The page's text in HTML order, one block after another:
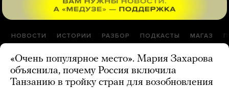
НОВОСТИ ИСТОРИИ РАЗБОР ПОДКАСТЫ МАГАЗ
«Очень популярное место». Мария Захарова
объяснила, почему Россия включила
Танзанию в тройку стран для возобновления